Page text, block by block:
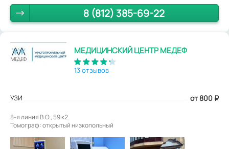
8 (812) 385-69-22
МЕДИЦИНСКИЙ ЦЕНТР МЕДЕФ
13 отзывов
УЗИ от 800 ₽
8-я линия В.О., 59 к2.
Томограф: открытый низкопольный